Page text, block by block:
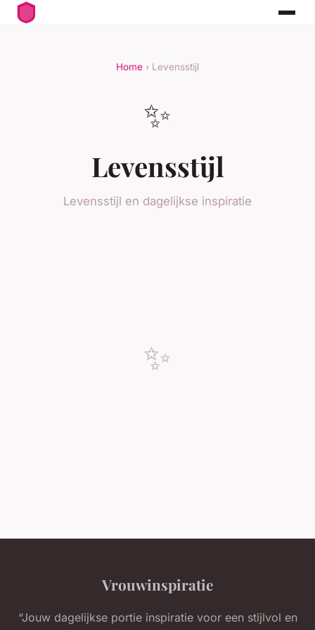
Home › Levensstijl
✨
Levensstijl
Levensstijl en dagelijkse inspiratie
✨
Vrouwinspiratie
“Jouw dagelijkse portie inspiratie voor een stijlvol en